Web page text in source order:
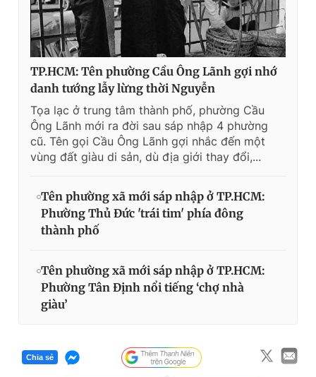
TP.HCM: Tên phường Cầu Ông Lãnh gợi nhớ
danh tướng lẫy lừng thời Nguyễn
Tọa lạc ở trung tâm thành phố, phường Cầu
Ông Lãnh mới ra đời sau sáp nhập 4 phường
cũ. Tên gọi Cầu Ông Lãnh gợi nhắc đến một
vùng đất giàu di sản, dù địa giới thay đổi,...
Tên phường xã mới sáp nhập ở TP.HCM:
Phường Thủ Đức 'trái tim' phía đông
thành phố
Tên phường xã mới sáp nhập ở TP.HCM:
Phường Tân Định nổi tiếng ‘chợ nhà
giàu’
Chia sẻ